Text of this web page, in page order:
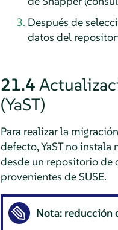
Después de
datos del
21.4
(YaST)
Para realizar la
defecto, YaST no
desde un repositorio de
provenientes de SUSE.
Nota: reducción